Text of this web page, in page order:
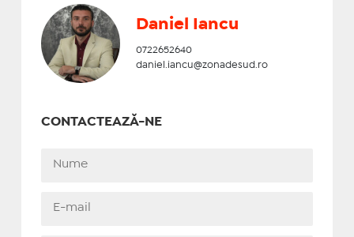
Daniel Iancu
0722652640
daniel.iancu@zonadesud.ro
CONTACTEAZĂ-NE